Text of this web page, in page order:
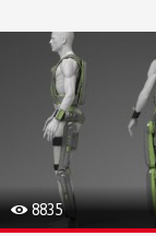
8835